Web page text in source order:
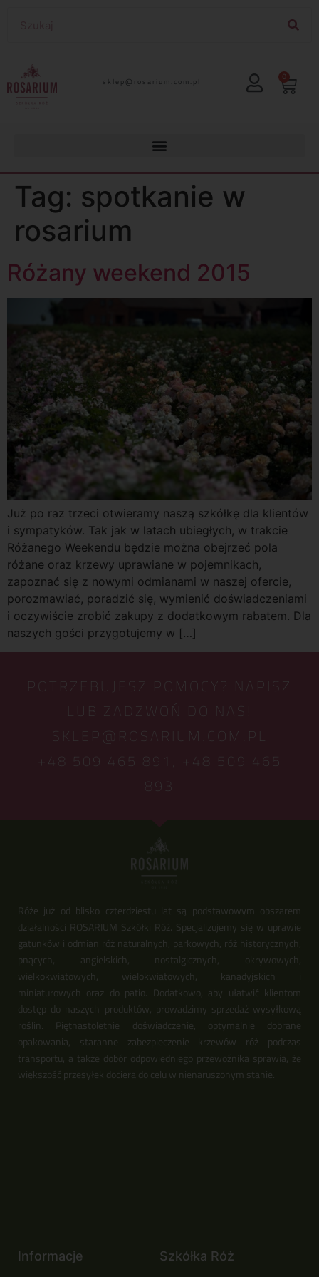
lp.moc.muirasor@pelks 0
Tag: spotkanie w
rosarium
Różany weekend 2015
Już po raz trzeci otwieramy naszą szkółkę dla klientów
i sympatyków. Tak jak w latach ubiegłych, w trakcie
Różanego Weekendu będzie można obejrzeć pola
różane oraz krzewy uprawiane w pojemnikach,
zapoznać się z nowymi odmianami w naszej ofercie,
porozmawiać, poradzić się, wymienić doświadczeniami
i oczywiście zrobić zakupy z dodatkowym rabatem. Dla
naszych gości przygotujemy w […]
POTRZEBUJESZ POMOCY? NAPISZ
LUB ZADZWOŃ DO NAS!
SKLEP@ROSARIUM.COM.PL
+48 509 465 891,
+48 509 465
893
Róże już od blisko czterdziestu lat są podstawowym obszarem
działalności ROSARIUM Szkółki Róż. Specjalizujemy się w uprawie
gatunków i odmian róż naturalnych, parkowych, róż historycznych,
pnących, angielskich, nostalgicznych, okrywowych,
wielkokwiatowych, wielokwiatowych, kanadyjskich i
miniaturowych oraz do patio. Dodatkowo, aby ułatwić klientom
dostęp do naszych produktów, prowadzimy sprzedaż wysyłkową
roślin. Piętnastoletnie doświadczenie, optymalnie dobrane
opakowania, staranne zabezpieczenie krzewów róż podczas
transportu, a także dobór odpowiedniego przewoźnika sprawia, że
większość przesyłek dociera do celu w nienaruszonym stanie.
Informacje Szkółka Róż